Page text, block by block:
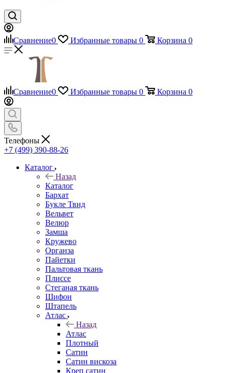
Сравнение0 Избранные товары 0 Корзина 0
Сравнение0 Избранные товары 0 Корзина 0
Телефоны
+7 (499) 390-88-26
Каталог
Назад
Каталог
Бархат
Букле Твид
Вельвет
Велюр
Замша
Кружево
Органза
Пайетки
Пальтовая ткань
Плиссе
Стеганая ткань
Шифон
Штапель
Атлас
Назад
Атлас
Плотный
Сатин
Сатин вискоза
Креп сатин